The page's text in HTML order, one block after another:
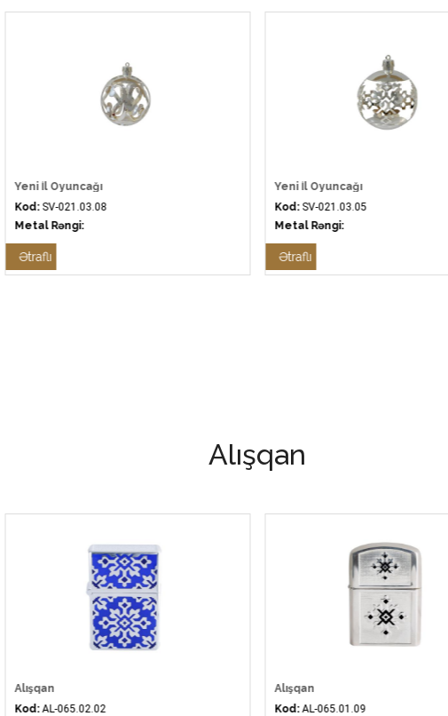
Yeni İl Oyuncağı
Kod: SV-021.03.08
Metal Rəngi:
Ətraflı
Yeni İl Oyuncağı
Kod: SV-021.03.05
Metal Rəngi:
Ətraflı
Alışqan
Alışqan
Kod:AL-065.02.02
Alışqan
Kod:AL-065.01.09